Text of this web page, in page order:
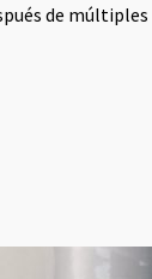
de múltiples